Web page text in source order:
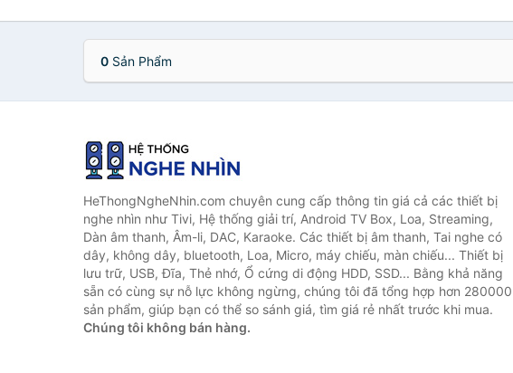
0 Sản Phẩm
HeThongNgheNhin.com chuyên cung cấp thông tin giá cả các thiết bị
nghe nhìn như Tivi, Hệ thống giải trí, Android TV Box, Loa, Streaming,
Dàn âm thanh, Âm-li, DAC, Karaoke. Các thiết bị âm thanh, Tai nghe có
dây, không dây, bluetooth, Loa, Micro, máy chiếu, màn chiếu... Thiết bị
lưu trữ, USB, Đĩa, Thẻ nhớ, Ổ cứng di động HDD, SSD... Bằng khả năng
sẵn có cùng sự nỗ lực không ngừng, chúng tôi đã tổng hợp hơn 280000
sản phẩm, giúp bạn có thể so sánh giá, tìm giá rẻ nhất trước khi mua.
Chúng tôi không bán hàng.